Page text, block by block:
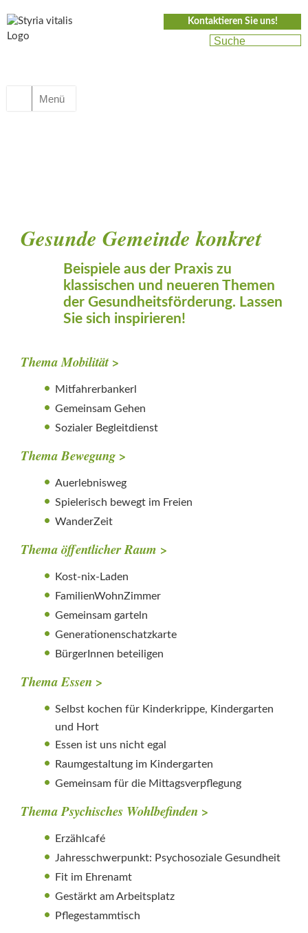
Kontaktieren Sie uns!
Menü
Gesunde Gemeinde konkret
Beispiele aus der Praxis zu
klassischen und neueren Themen
der Gesundheitsförderung. Lassen
Sie sich inspirieren!
Thema Mobilität >
Mitfahrerbankerl
Gemeinsam Gehen
Sozialer Begleitdienst
Thema Bewegung >
Auerlebnisweg
Spielerisch bewegt im Freien
WanderZeit
Thema öffentlicher Raum >
Kost-nix-Laden
FamilienWohnZimmer
Gemeinsam garteln
Generationenschatzkarte
BürgerInnen beteiligen
Thema Essen >
Selbst kochen für Kinderkrippe, Kindergarten
und Hort
Essen ist uns nicht egal
Raumgestaltung im Kindergarten
Gemeinsam für die Mittagsverpflegung
Thema Psychisches Wohlbefinden >
Erzählcafé
Jahresschwerpunkt: Psychosoziale Gesundheit
Fit im Ehrenamt
Gestärkt am Arbeitsplatz
Pflegestammtisch